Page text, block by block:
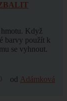
Když
barvy použít k
se vyhnout.
od Adámková